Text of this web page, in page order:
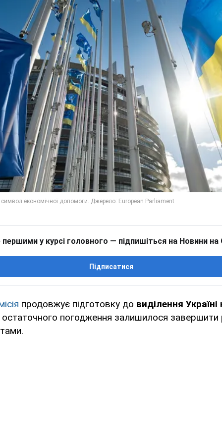
у курсі головного — підпишіться на Новини на
Підписатися
продовжує підготовку до виділення
погодження залишилося завершити